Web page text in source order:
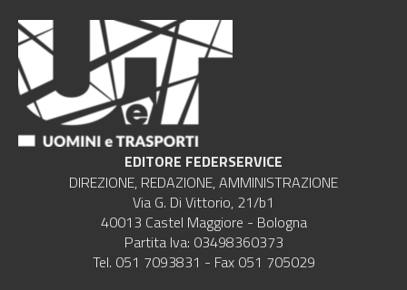
EDITORE FEDERSERVICE
DIREZIONE, REDAZIONE, AMMINISTRAZIONE
Via G. Di Vittorio, 21/b1
40013 Castel Maggiore - Bologna
Partita Iva: 03498360373
Tel. 051 7093831 - Fax 051 705029